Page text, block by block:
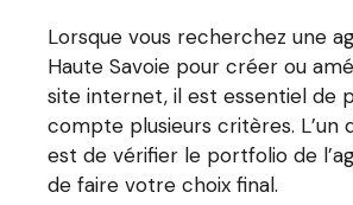
Lorsque vous recherchez une
Haute Savoie pour créer ou
site internet, il est essentiel de
compte plusieurs critères. L’un
est de vérifier le portfolio de
de faire votre choix final.